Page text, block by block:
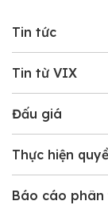
Tin tức
Tin từ VIX
Đấu giá
Thực hiện
Báo cáo phân